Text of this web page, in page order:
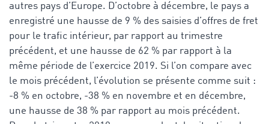
autres pays d’Europe. D’octobre à décembre, le pays a
enregistré une hausse de 9 % des saisies d’offres de fret
pour le trafic intérieur, par rapport au trimestre
précédent, et une hausse de 62 % par rapport à la
même période de l’exercice 2019. Si l’on compare avec
le mois précédent, l’évolution se présente comme suit :
-8 % en octobre, -38 % en novembre et en décembre,
une hausse de 38 % par rapport au mois précédent.